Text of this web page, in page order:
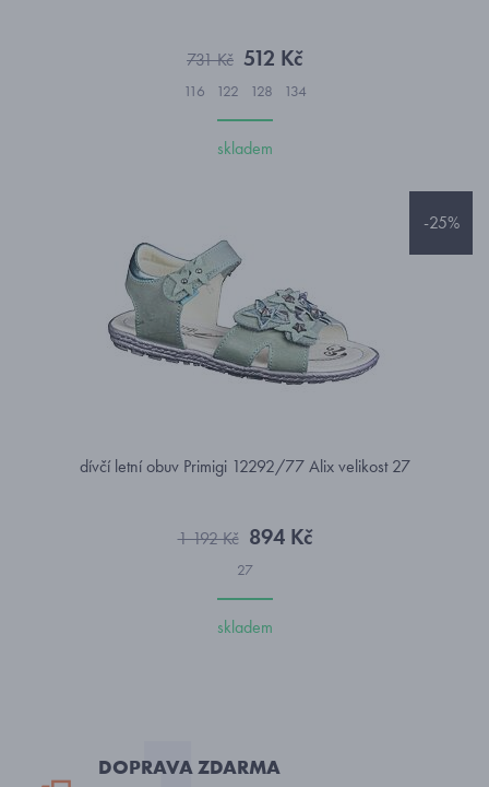
731 Kč 512 Kč
116 122 128 134
skladem
-25%
dívčí letní obuv Primigi 12292/77 Alix velikost 27
1 192 Kč 894 Kč
27
skladem
DOPRAVA ZDARMA